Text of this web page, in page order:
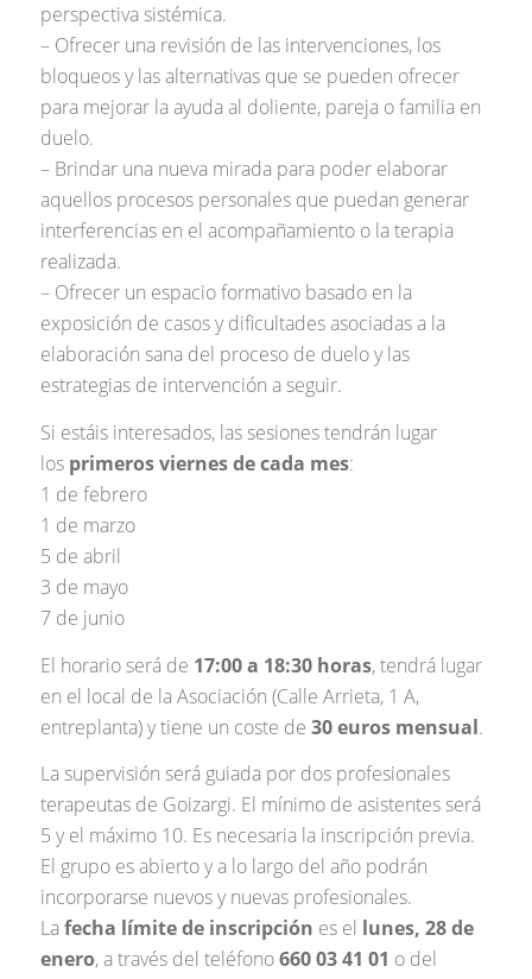
perspectiva sistémica.
– Ofrecer una revisión de las intervenciones, los
bloqueos y las alternativas que se pueden ofrecer
para mejorar la ayuda al doliente, pareja o familia en
duelo.
– Brindar una nueva mirada para poder elaborar
aquellos procesos personales que puedan generar
interferencias en el acompañamiento o la terapia
realizada.
– Ofrecer un espacio formativo basado en la
exposición de casos y dificultades asociadas a la
elaboración sana del proceso de duelo y las
estrategias de intervención a seguir.
Si estáis interesados, las sesiones tendrán lugar
los primeros viernes de cada mes:
1 de febrero
1 de marzo
5 de abril
3 de mayo
7 de junio
El horario será de 17:00 a 18:30 horas, tendrá lugar
en el local de la Asociación (Calle Arrieta, 1 A,
entreplanta) y tiene un coste de 30 euros mensual.
La supervisión será guiada por dos profesionales
terapeutas de Goizargi. El mínimo de asistentes será
5 y el máximo 10. Es necesaria la inscripción previa.
El grupo es abierto y a lo largo del año podrán
incorporarse nuevos y nuevas profesionales.
La fecha límite de inscripción es el lunes, 28 de
enero, a través del teléfono660 03 41 01 o del